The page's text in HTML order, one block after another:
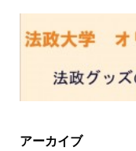
アーカイブ